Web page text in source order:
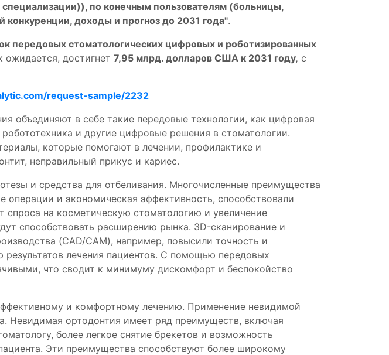
по конечным пользователям (больницы,
конкуренции, доходы и прогноз до 2031 года".
передовых стоматологических цифровых и роботизированных
ожидается, достигнет 7,95 млрд. долларов США к 2031 году, с
request-sample/2232
объединяют в себе такие передовые технологии, как цифровая
и другие цифровые решения в стоматологии.
которые помогают в лечении, профилактике и
неправильный прикус и кариес.
и средства для отбеливания. Многочисленные преимущества
операции и экономическая эффективность, способствовали
спроса на косметическую стоматологию и увеличение
способствовать расширению рынка. 3D-сканирование и
(CAD/CAM), например, повысили точность и
результатов лечения пациентов. С помощью передовых
что сводит к минимуму дискомфорт и беспокойство
и комфортному лечению. Применение невидимой
Невидимая ортодонтия имеет ряд преимуществ, включая
более легкое снятие брекетов и возможность
Эти преимущества способствуют более широкому